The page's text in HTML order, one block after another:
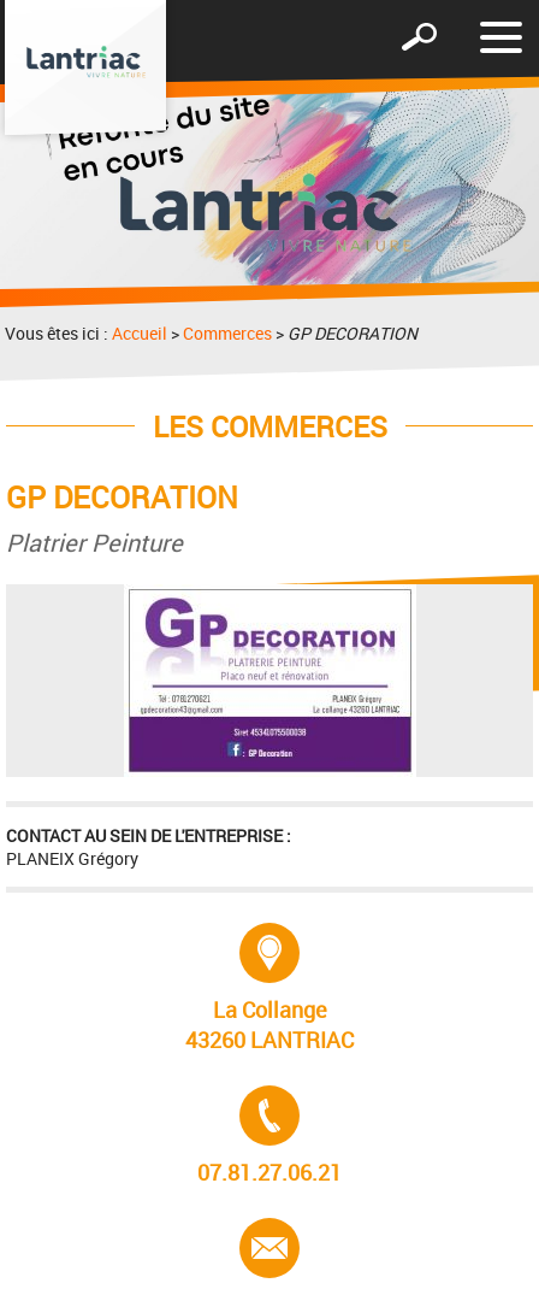
le
Afficher
formulaire
de
recherche
Vous êtes ici :Accueil >Commerces > GP DECORATION
LES COMMERCES
GP DECORATION
Platrier Peinture
CONTACT AU SEIN DE L'ENTREPRISE :
PLANEIX Grégory
La Collange
43260 LANTRIAC
07.81.27.06.21